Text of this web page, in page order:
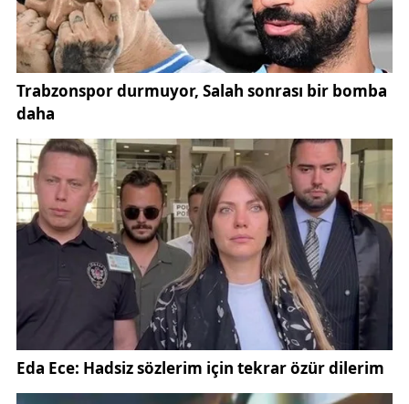
Sivas’ın nüfus yapısına ilişkin gelişmeler, hem yerel
yönetimler hem de kamu kurumları açısından
planlama süreçlerinde belirleyici rol oynuyor. Kentin
güncel demografik profili; eğitim, sağlık, altyapı ve
istihdam politikalarının şekillenmesinde temel veri
kaynağı olarak değerlendiriliyor. Konuya ilişkin resmi
bilgilere ayrıca Sivas Valiliği’nin internet sitesi
üzerinden de erişilebiliyor
https://www.sivas.gov.tr).
TÜİK verileri, Sivas genelinde toplam nüfus
düşerken şehir merkezlerinde artış yaşandığını
ortaya koydu. 2024 yılında 487 bin 239 olan il ve
ilçe merkezleri nüfusu, 2025’te 488 bin 600’e
yükseldi. Bu artış, kent merkezlerine doğru devam